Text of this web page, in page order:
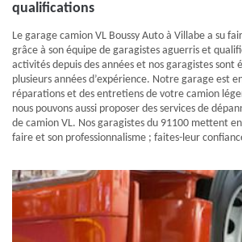
qualifications
Le garage camion VL Boussy Auto à Villabe a su
grâce à son équipe de garagistes aguerris et
activités depuis des années et nos garagistes sont
plusieurs années d’expérience. Notre garage est
réparations et des entretiens de votre camion
nous pouvons aussi proposer des services de
de camion VL. Nos garagistes du 91100 mettent
faire et son professionnalisme ; faites-leur